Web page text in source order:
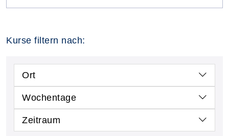
Kurse filtern nach:
Ort
Wochentage
Zeitraum